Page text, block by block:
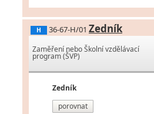
H 36-67-H/01 Zedník
Zaměření nebo Školní vzdělávací
program (ŠVP)
Zedník
porovnat